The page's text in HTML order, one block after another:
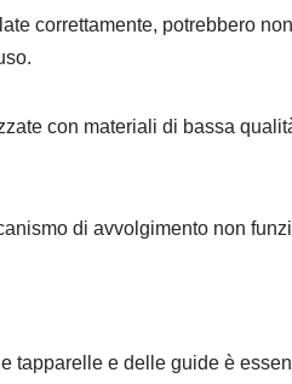
correttamente, potrebbero
con materiali di bassa
di avvolgimento non
tapparelle e delle guide è